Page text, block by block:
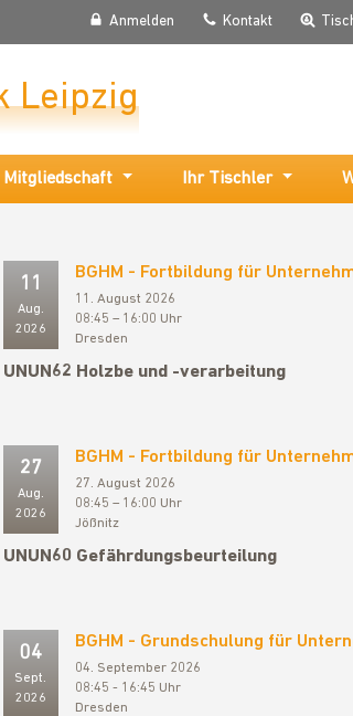
Leipzig
Anmelden Kontakt
Mitgliedschaft Ihr Tischler
11
Aug.
2026
BGHM - Fortbildung für
11. August 2026
08:45 – 16:00 Uhr
Dresden
UNUN62 Holzbe und -verarbeitung
27
Aug.
2026
BGHM - Fortbildung für
27. August 2026
08:45 – 16:00 Uhr
Jößnitz
UNUN60 Gefährdungsbeurteilung
04
Sept.
2026
BGHM - Grundschulung für
04. September 2026
08:45 - 16:45 Uhr
Dresden